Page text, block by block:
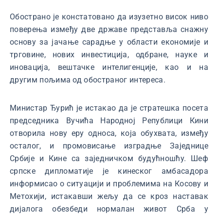
Обострано је констатовано да изузетно висок ниво
поверења између две државе представља снажну
основу за јачање сарадње у области економије и
трговине, нових инвестиција, одбране, науке и
иновација, вештачке интелигенције, као и на
другим пољима од обостраног интереса.
Министар Ђурић је истакао да је стратешка посета
председника Вучића Народној Републици Кини
отворила нову еру односа, која обухвата, између
осталог, и промовисање изградње Заједнице
Србије и Кине са заједничком будућношћу. Шеф
српске дипломатије је кинеског амбасадора
информисао о ситуацији и проблемима на Косову и
Метохији, истакавши жељу да се кроз наставак
дијалога обезбеди нормалан живот Срба у